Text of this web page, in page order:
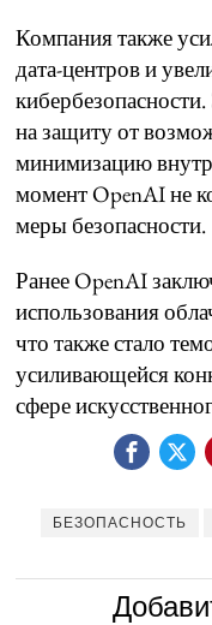
Компания также
дата-центров и
на защиту от
минимизацию
момент OpenAI не
меры безопасности.
Ранее OpenAI
использования
что также стало
усиливающейся
сфере
БЕЗОПАСНОСТЬ